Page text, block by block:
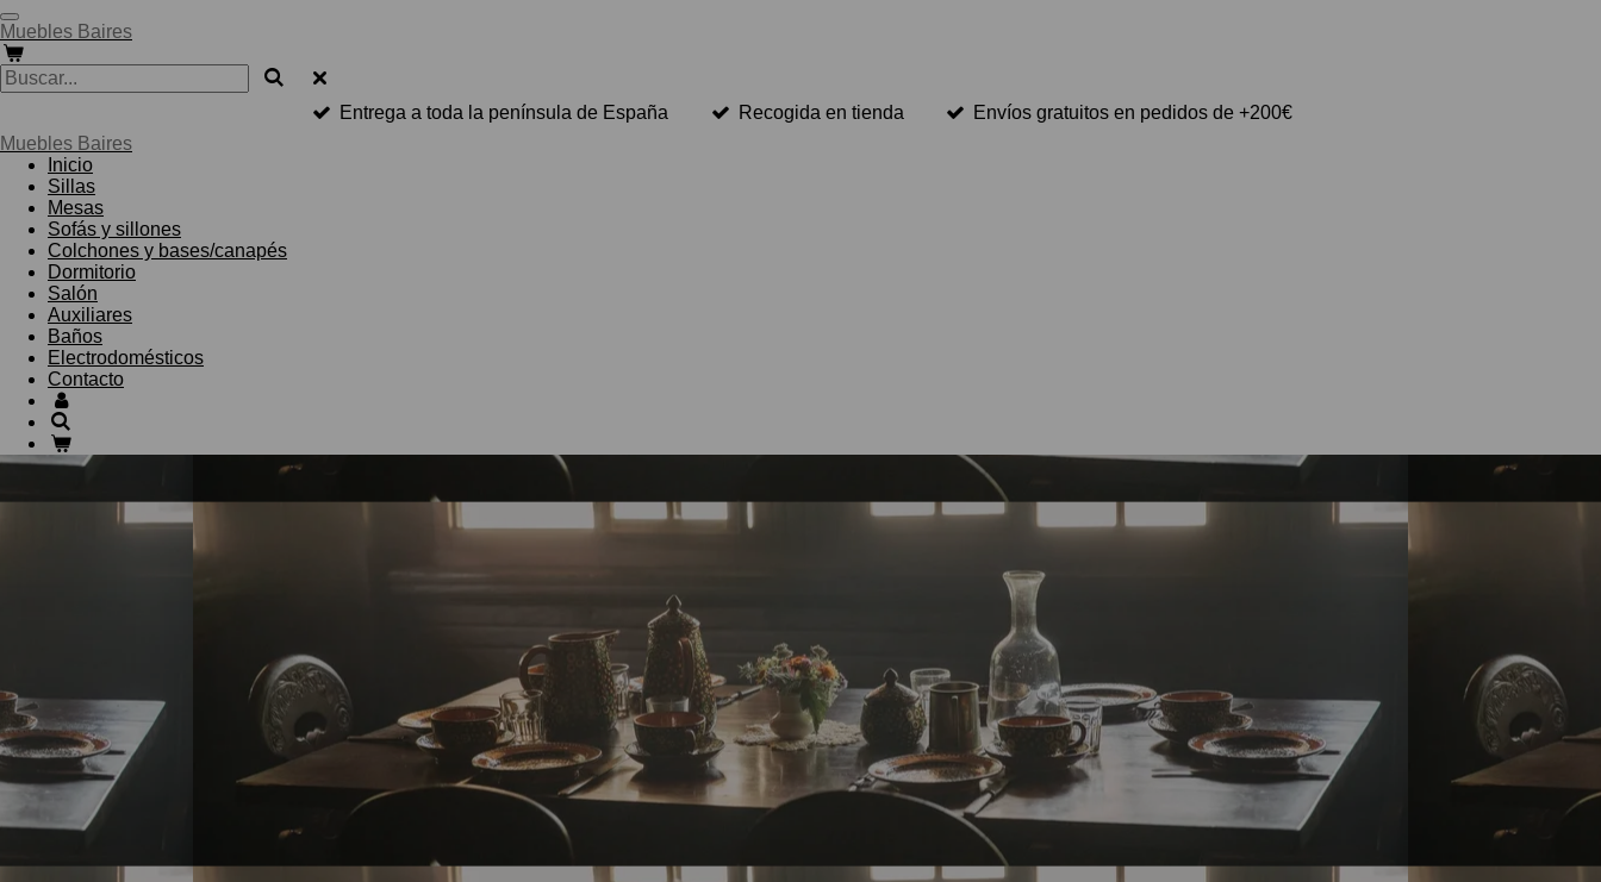
Ir
al
contenido
principal
Muebles Baires
Entrega a toda la península de España Recogida en tienda
Envíos gratuitos en pedidos de +200€
Muebles Baires
Inicio
Sillas
Mesas
Sofás y sillones
Colchones y bases/canapés
Dormitorio
Salón
Auxiliares
Baños
Electrodomésticos
Contacto